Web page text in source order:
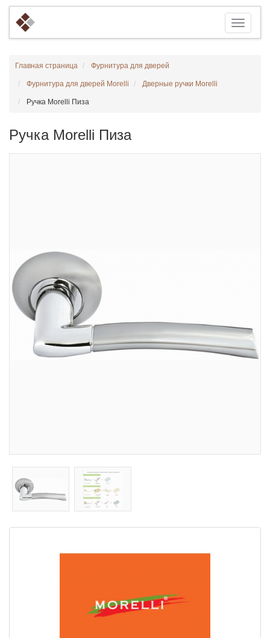
Главная страница Фурнитура для дверей
Фурнитура для дверей Morelli Дверные ручки Morelli
Ручка Morelli Пиза
Ручка Morelli Пиза